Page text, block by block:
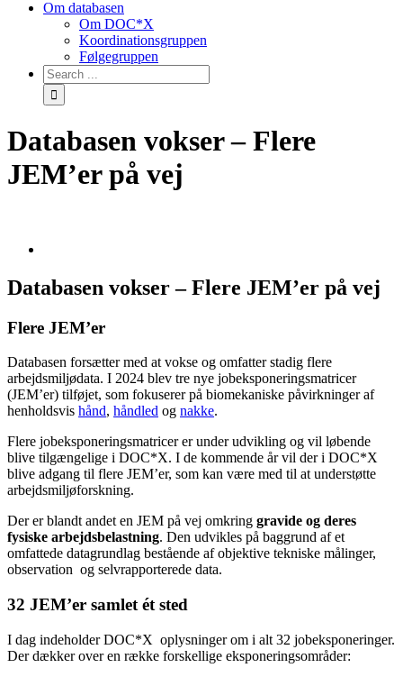
Om databasen
Om DOC*X
Koordinationsgruppen
Følgegruppen
Databasen vokser – Flere
JEM’er på vej
Databasen vokser – Flere JEM’er på vej
Flere JEM’er
Databasen forsætter med at vokse og omfatter stadig flere
arbejdsmiljødata. I 2024 blev tre nye jobeksponeringsmatricer
(JEM’er) tilføjet, som fokuserer på biomekaniske påvirkninger af
henholdsvis hånd, håndled og nakke.
Flere jobeksponeringsmatricer er under udvikling og vil løbende
blive tilgængelige i DOC*X. I de kommende år vil der i DOC*X
blive adgang til flere JEM’er, som kan være med til at understøtte
arbejdsmiljøforskning.
Der er blandt andet en JEM på vej omkring gravide og deres
fysiske arbejdsbelastning. Den udvikles på baggrund af et
omfattede datagrundlag bestående af objektive tekniske målinger,
observation og selvrapporterede data.
32 JEM’er samlet ét sted
I dag indeholder DOC*X oplysninger om i alt 32 jobeksponeringer.
Der dækker over en række forskellige eksponeringsområder: